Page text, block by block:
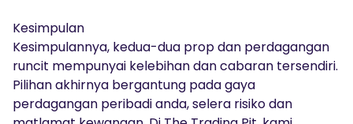
Kesimpulan
Kesimpulannya, kedua-dua prop dan perdagangan
runcit mempunyai kelebihan dan cabaran tersendiri.
Pilihan akhirnya bergantung pada gaya
perdagangan peribadi anda, selera risiko dan